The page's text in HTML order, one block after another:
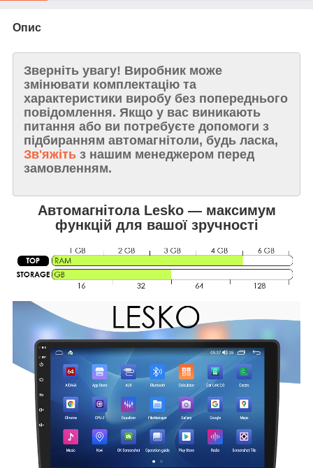
Опис
Зверніть увагу! Виробник може
змінювати комплектацію та
характеристики виробу без попереднього
повідомлення. Якщо у вас виникають
питання або ви потребуєте допомоги з
підбиранням автомагнітоли, будь ласка,
Зв'яжіть з нашим менеджером перед
замовленням.
Автомагнітола Lesko — максимум
функцій для вашої зручності